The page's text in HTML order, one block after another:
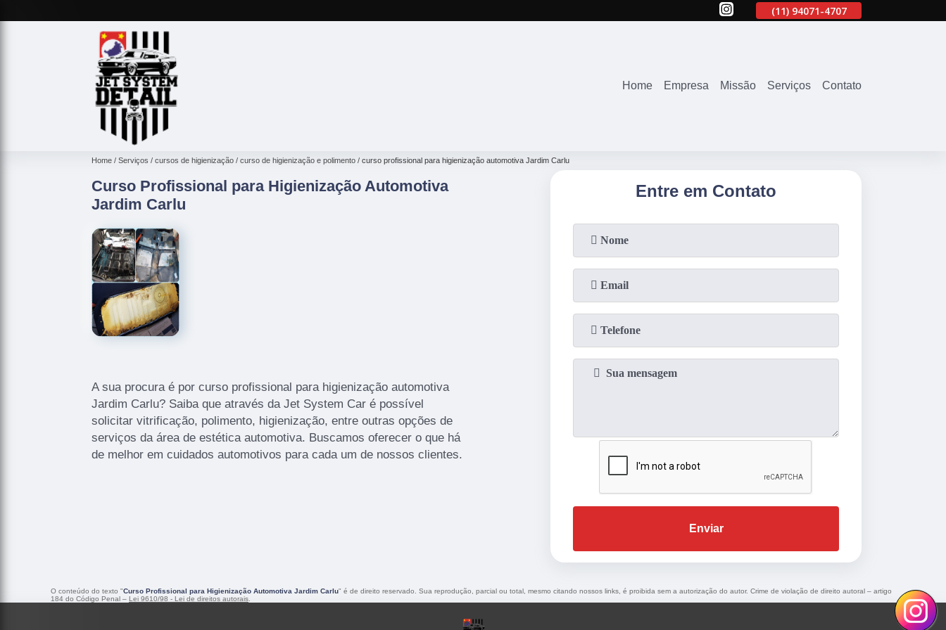
2645-2863 (11) 94071-4707
Home Empresa Missão Serviços Contato
Home Serviços cursos de higienização curso de higienização e polimento curso profissional para higienização automotiva Jardim Carlu
Curso Profissional para Higienização Automotiva
Jardim Carlu
A sua procura é por curso profissional para higienização automotiva
Jardim Carlu? Saiba que através da Jet System Car é possível
solicitar vitrificação, polimento, higienização, entre outras opções de
serviços da área de estética automotiva. Buscamos oferecer o que há
de melhor em cuidados automotivos para cada um de nossos clientes.
Entre em Contato
Enviar
O conteúdo do texto "Curso Profissional para Higienização Automotiva Jardim Carlu" é de direito reservado. Sua reprodução, parcial ou total, mesmo citando nossos links, é proibida sem a autorização do autor. Crime de violação de direito autoral – artigo
184 do Código Penal – Lei 9610/98 - Lei de direitos autorais.